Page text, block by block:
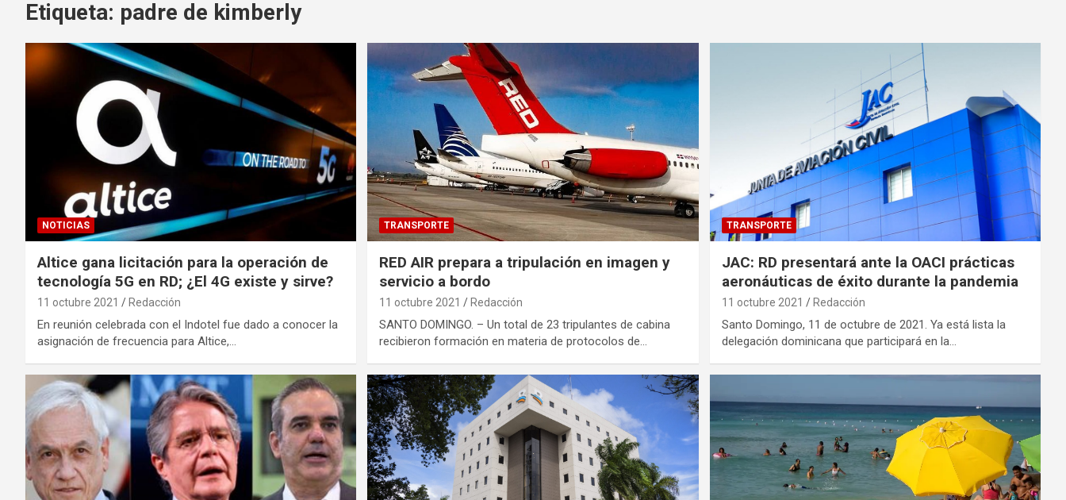
Etiqueta: padre de kimberly
NOTICIAS
Altice gana licitación para la operación de
tecnología 5G en RD; ¿El 4G existe y sirve?
11 octubre 2021 Redacción
En reunión celebrada con el Indotel fue dado a conocer la
asignación de frecuencia para Altice,…
TRANSPORTE
RED AIR prepara a tripulación en imagen y
servicio a bordo
11 octubre 2021 Redacción
SANTO DOMINGO. – Un total de 23 tripulantes de cabina
recibieron formación en materia de protocolos de…
TRANSPORTE
JAC: RD presentará ante la OACI prácticas
aeronáuticas de éxito durante la pandemia
11 octubre 2021 Redacción
Santo Domingo, 11 de octubre de 2021. Ya está lista la
delegación dominicana que participará en la…